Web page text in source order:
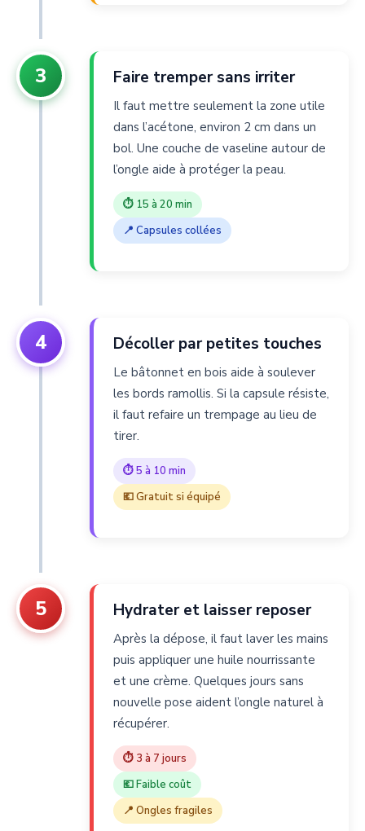
3 Faire tremper sans irriter
Il faut mettre seulement la zone utile
dans l’acétone, environ 2 cm dans un
bol. Une couche de vaseline autour de
l’ongle aide à protéger la peau.
⏱ 15 à 20 min
📍 Capsules collées
4 Décoller par petites touches
Le bâtonnet en bois aide à soulever
les bords ramollis. Si la capsule résiste,
il faut refaire un trempage au lieu de
tirer.
⏱ 5 à 10 min
💶 Gratuit si équipé
5 Hydrater et laisser reposer
Après la dépose, il faut laver les mains
puis appliquer une huile nourrissante
et une crème. Quelques jours sans
nouvelle pose aident l’ongle naturel à
récupérer.
⏱ 3 à 7 jours
💶 Faible coût
📍 Ongles fragiles